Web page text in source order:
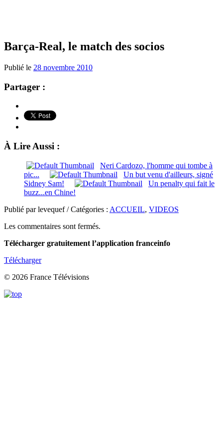
Barça-Real, le match des socios
Publié le 28 novembre 2010
Partager :
À Lire Aussi :
Neri Cardozo, l'homme qui tombe à
pic...
Un but venu d'ailleurs, signé
Sidney Sam!
Un penalty qui fait le
buzz...en Chine!
Publié par levequef / Catégories : ACCUEIL, VIDEOS
Les commentaires sont fermés.
Télécharger gratuitement l’application franceinfo
Télécharger
© 2026 France Télévisions